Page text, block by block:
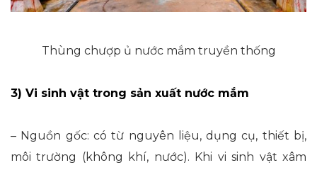
Thùng chượp ủ nước mắm truyền thống
3) Vi sinh vật trong sản xuất nước mắm
– Nguồn gốc: có từ nguyên liệu, dụng cụ, thiết bị,
môi trường (không khí, nước). Khi vi sinh vật xâm